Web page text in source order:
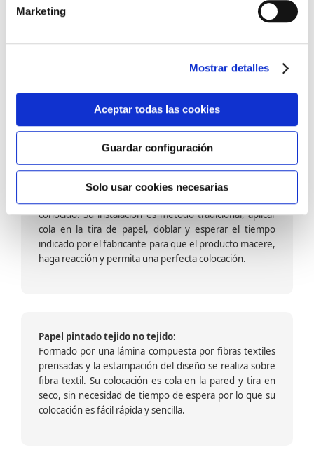
Marketing
Mostrar detalles
Aceptar todas las cookies
Guardar configuración
Solo usar cookies necesarias
barniz multiadherente en base agua. En zonas de
fuegos, se recomienda proteger con placas, silestone,
dado que el frotar en exceso dañaría el papel. Su
colocación es cola en la pared y tira en seco, sin
colocación es fácil rápida y sencilla.
Papel pintado calidad papel:
Formado por una capa de papel sobre un soporte de
conocido. Su instalación es método tradicional, aplicar
cola en la tira de papel, doblar y esperar el tiempo
indicado por el fabricante para que el producto macere,
haga reacción y permita una perfecta colocación.
Papel pintado tejido no tejido:
Formado por una lámina compuesta por fibras textiles
prensadas y la estampación del diseño se realiza sobre
fibra textil. Su colocación es cola en la pared y tira en
seco, sin necesidad de tiempo de espera por lo que su
colocación es fácil rápida y sencilla.